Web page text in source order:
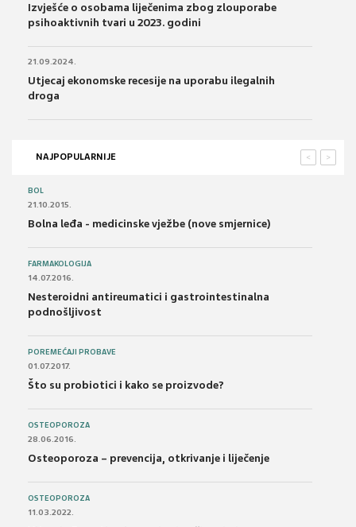
Izvješće o osobama liječenima zbog zlouporabe
psihoaktivnih tvari u 2023. godini
21.09.2024.
Utjecaj ekonomske recesije na uporabu ilegalnih
droga
NAJPOPULARNIJE >
<
BOL
21.10.2015.
Bolna leđa - medicinske vježbe (nove smjernice)
FARMAKOLOGIJA
14.07.2016.
Nesteroidni antireumatici i gastrointestinalna
podnošljivost
POREMEĆAJI PROBAVE
01.07.2017.
Što su probiotici i kako se proizvode?
OSTEOPOROZA
28.06.2016.
Osteoporoza – prevencija, otkrivanje i liječenje
OSTEOPOROZA
11.03.2022.